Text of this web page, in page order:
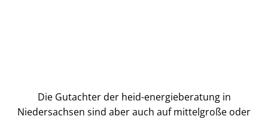
Die Gutachter der heid-energieberatung in
Niedersachsen sind aber auch auf mittelgroße oder